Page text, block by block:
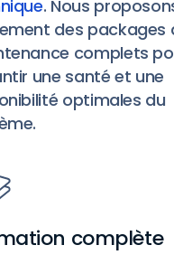
. Nous
des packages
complets
une santé et une
optimales du
complète